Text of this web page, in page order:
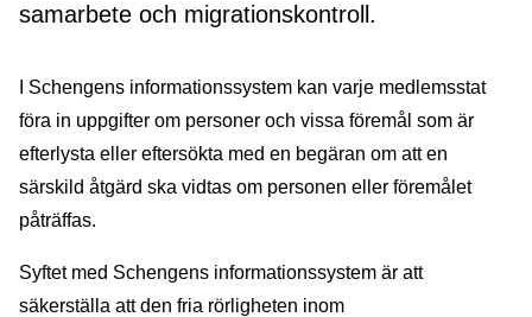
samarbete och migrationskontroll.
I Schengens informationssystem kan varje medlemsstat
föra in uppgifter om personer och vissa föremål som är
efterlysta eller eftersökta med en begäran om att en
särskild åtgärd ska vidtas om personen eller föremålet
påträffas.
Syftet med Schengens informationssystem är att
säkerställa att den fria rörligheten inom